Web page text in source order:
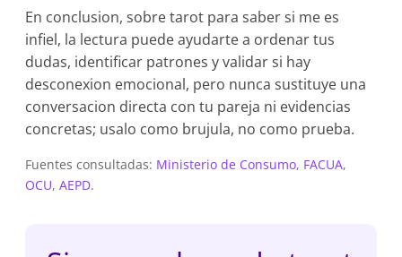
En conclusion, sobre tarot para saber si me es
infiel, la lectura puede ayudarte a ordenar tus
dudas, identificar patrones y validar si hay
desconexion emocional, pero nunca sustituye una
conversacion directa con tu pareja ni evidencias
concretas; usalo como brujula, no como prueba.
Fuentes consultadas: Ministerio de Consumo, FACUA,
OCU,AEPD.